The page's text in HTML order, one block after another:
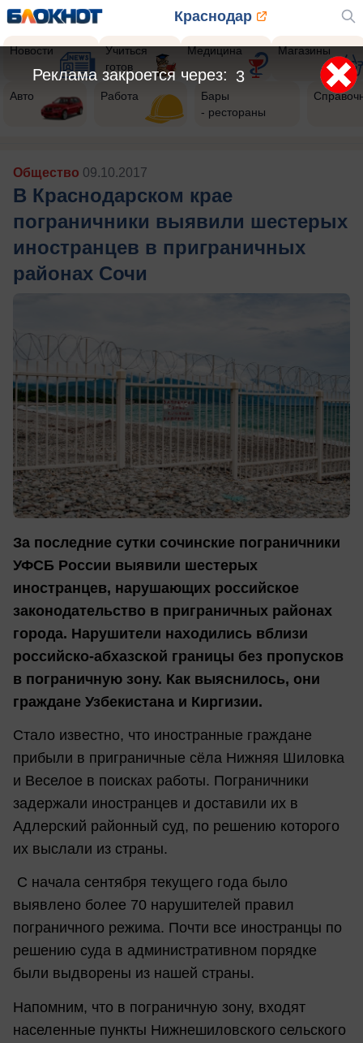
Краснодар
Новости
Учиться
готов
Медицина Магазины
Авто Работа
Бары
- рестораны
Общество 09.10.2017
В Краснодарском крае
пограничники выявили шестерых
иностранцев в приграничных
районах Сочи
За последние сутки сочинские пограничники
УФСБ России выявили шестерых
иностранцев, нарушающих российское
законодательство в приграничных районах
города. Нарушители находились вблизи
российско-абхазской границы без пропусков
в пограничную зону. Как выяснилось, они
граждане Узбекистана и Киргизии.
Стало известно, что иностранные граждане
прибыли в приграничные сёла Нижняя Шиловка
и Веселое в поисках работы. Пограничники
задержали иностранцев и доставили их в
Адлерский районный суд, по решению которого
их выслали из страны.
С начала сентября текущего года было
выявлено более 70 нарушителей правил
пограничного режима. Почти все иностранцы по
решению суда в административном порядке
были выдворены из нашей страны.
Напомним, что в пограничную зону, входят
населенные пункты Нижнешиловского сельского
1
Реклама закроется через: